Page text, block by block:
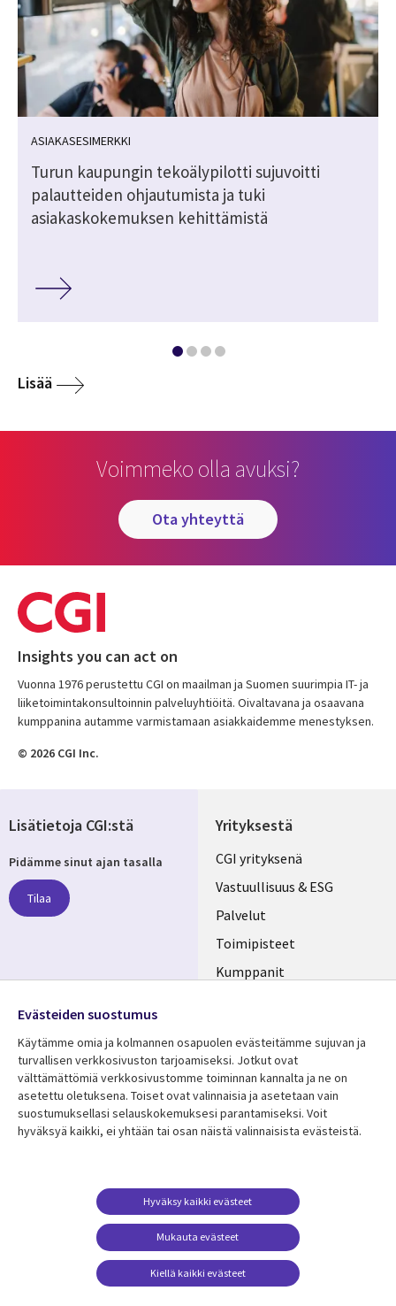
ASIAKASESIMERKKI
Turun kaupungin tekoälypilotti sujuvoitti
palautteiden ohjautumista ja tuki
asiakaskokemuksen kehittämistä
Lisää
Voimmeko olla avuksi?
ota yhteyttä
Insights you can act on
Vuonna 1976 perustettu CGI on maailman ja Suomen suurimpia IT- ja
liiketoimintakonsultoinnin palveluyhtiöitä. Oivaltavana ja osaavana
kumppanina autamme varmistamaan asiakkaidemme menestyksen.
© 2026 CGI Inc.
Yrityksestä
Useful
links
FINLAND
CGI yrityksenä
Vastuullisuus & ESG
Palvelut
Toimipisteet
Kumppanit
Resurssikeskus
Library
FINLAND
Asiakastarinat
Lisätietoa
Legal
Tietosuoja
Käyttöehdot
Yhteystiedot
Evästeasetuksesi
Lisätietoja CGI:stä
Pidämme sinut ajan tasalla
Tilaa
Media
FINLAND
Evästeiden suostumus
Käytämme omia ja kolmannen osapuolen evästeitämme sujuvan ja
turvallisen verkkosivuston tarjoamiseksi. Jotkut ovat
välttämättömiä verkkosivustomme toiminnan kannalta ja ne on
asetettu oletuksena. Toiset ovat valinnaisia ​​ja asetetaan vain
suostumuksellasi selauskokemuksesi parantamiseksi. Voit
hyväksyä kaikki, ei yhtään tai osan näistä valinnaisista evästeistä.
Mukauta evästeet
Hyväksy kaikki evästeet
Kiellä kaikki evästeet